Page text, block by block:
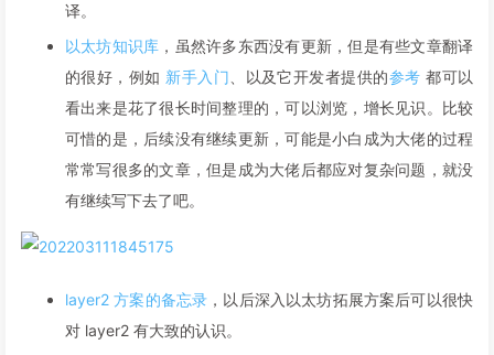
译。
以太坊知识库 ，虽然许多东西没有更新，但是有些文章翻译
的很好，例如 新手入门 、以及它开发者提供的参考 都可以
看出来是花了很长时间整理的，可以浏览，增长见识。比较
可惜的是，后续没有继续更新，可能是小白成为大佬的过程
常常写很多的文章，但是成为大佬后都应对复杂问题，就没
有继续写下去了吧。
layer2 方案的备忘录 ，以后深入以太坊拓展方案后可以很快
对 layer2 有大致的认识。